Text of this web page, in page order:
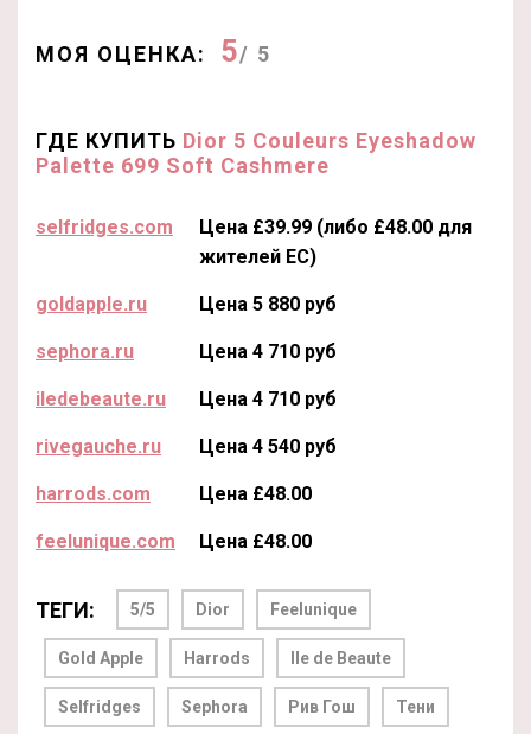
МОЯ ОЦЕНКА: 5/ 5
ГДЕ КУПИТЬ Dior 5 Couleurs Eyeshadow
Palette 699 Soft Cashmere
selfridges.com
Цена £39.99 (либо £48.00 для
жителей ЕС)
goldapple.ru Цена 5 880 руб
sephora.ru Цена 4 710 руб
iledebeaute.ru Цена 4 710 руб
rivegauche.ru Цена 4 540 руб
harrods.com Цена £48.00
feelunique.com Цена £48.00
ТЕГИ: 5/5 Dior Feelunique
Gold Apple Harrods Ile de Beaute
Selfridges Sephora Рив Гош Тени